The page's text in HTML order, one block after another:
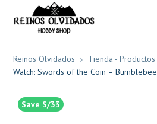
Reinos Olvidados Tienda - Productos
Watch: Swords of the Coin – Bumblebee
Save S/33